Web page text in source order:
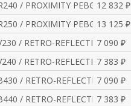
/ PROXIMITY PEBGSACS
12 832 ₽
/ PROXIMITY PEBGSACS
13 125 ₽
/ RETRO-REFLECTIVE P7 090 ₽
/ RETRO-REFLECTIVE P7 383 ₽
/ RETRO-REFLECTIVE P7 090 ₽
/ RETRO-REFLECTIVE P7 383 ₽